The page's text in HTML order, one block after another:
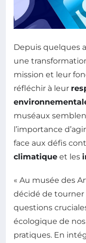
Depuis quelques
une
mission et leur
réfléchir à leur
muséaux
l’importance
face aux défis
climatique et les
« Au musée des
décidé de
questions
écologique de
pratiques. En